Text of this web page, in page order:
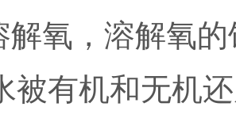
解氧，溶解氧
被有机和无机